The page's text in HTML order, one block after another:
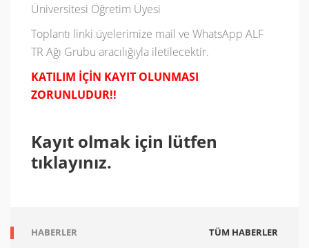
Üniversitesi Öğretim Üyesi
Toplantı linki üyelerimize mail ve WhatsApp ALF
TR Ağı Grubu aracılığıyla iletilecektir.
KATILIM İÇİN KAYIT OLUNMASI
ZORUNLUDUR!!
Kayıt olmak için lütfen
tıklayınız.
HABERLER TÜM HABERLER